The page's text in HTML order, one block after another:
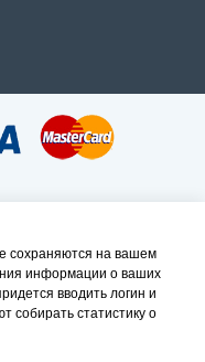
OOO "ИНСТИТУТ
ПОМОЩИ"
объектами
Федеральным
«О персональных
сохраняются на вашем
информации о ваших
вводить логин и
собирать статистику о